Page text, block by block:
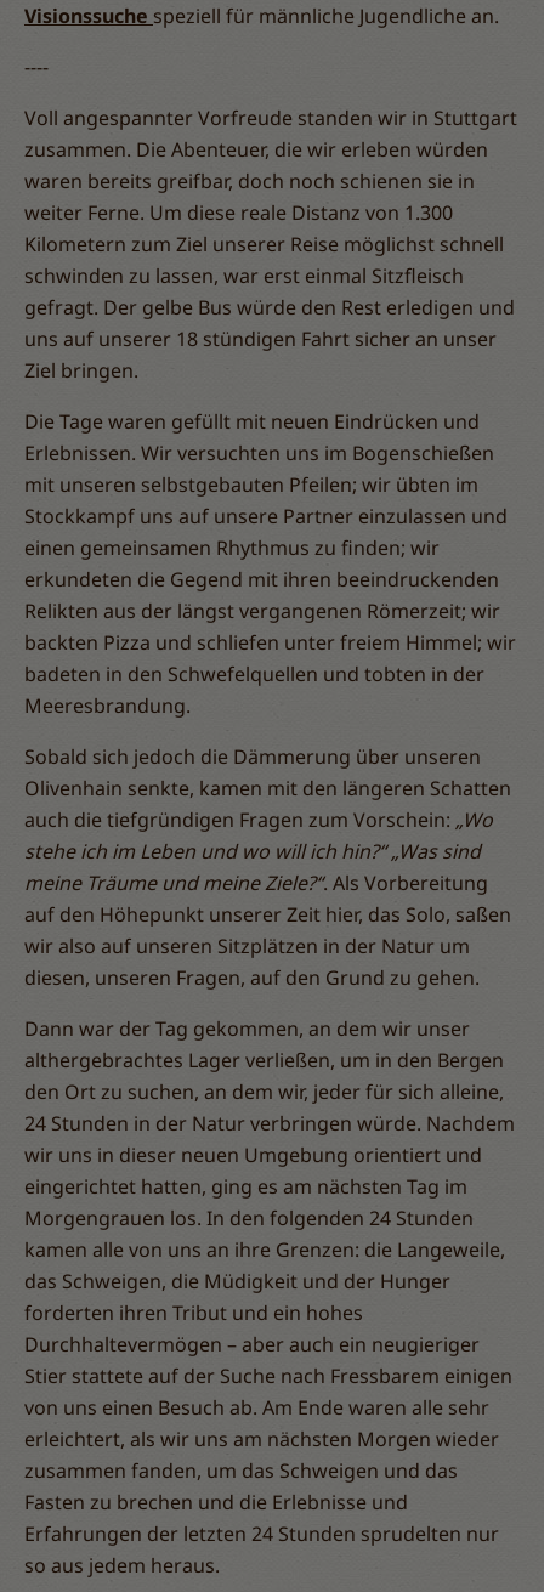
Visionssuche speziell für männliche Jugendliche an.
----
Voll angespannter Vorfreude standen wir in Stuttgart
zusammen. Die Abenteuer, die wir erleben würden
waren bereits greifbar, doch noch schienen sie in
weiter Ferne. Um diese reale Distanz von 1.300
Kilometern zum Ziel unserer Reise möglichst schnell
schwinden zu lassen, war erst einmal Sitzfleisch
gefragt. Der gelbe Bus würde den Rest erledigen und
uns auf unserer 18 stündigen Fahrt sicher an unser
Ziel bringen.
Die Tage waren gefüllt mit neuen Eindrücken und
Erlebnissen. Wir versuchten uns im Bogenschießen
mit unseren selbstgebauten Pfeilen; wir übten im
Stockkampf uns auf unsere Partner einzulassen und
einen gemeinsamen Rhythmus zu finden; wir
erkundeten die Gegend mit ihren beeindruckenden
Relikten aus der längst vergangenen Römerzeit; wir
backten Pizza und schliefen unter freiem Himmel; wir
badeten in den Schwefelquellen und tobten in der
Meeresbrandung.
Sobald sich jedoch die Dämmerung über unseren
Olivenhain senkte, kamen mit den längeren Schatten
auch die tiefgründigen Fragen zum Vorschein: „Wo
stehe ich im Leben und wo will ich hin?“ „Was sind
meine Träume und meine Ziele?“. Als Vorbereitung
auf den Höhepunkt unserer Zeit hier, das Solo, saßen
wir also auf unseren Sitzplätzen in der Natur um
diesen, unseren Fragen, auf den Grund zu gehen.
Dann war der Tag gekommen, an dem wir unser
althergebrachtes Lager verließen, um in den Bergen
den Ort zu suchen, an dem wir, jeder für sich alleine,
24 Stunden in der Natur verbringen würde. Nachdem
wir uns in dieser neuen Umgebung orientiert und
eingerichtet hatten, ging es am nächsten Tag im
Morgengrauen los. In den folgenden 24 Stunden
kamen alle von uns an ihre Grenzen: die Langeweile,
das Schweigen, die Müdigkeit und der Hunger
forderten ihren Tribut und ein hohes
Durchhaltevermögen – aber auch ein neugieriger
Stier stattete auf der Suche nach Fressbarem einigen
von uns einen Besuch ab. Am Ende waren alle sehr
erleichtert, als wir uns am nächsten Morgen wieder
zusammen fanden, um das Schweigen und das
Fasten zu brechen und die Erlebnisse und
Erfahrungen der letzten 24 Stunden sprudelten nur
so aus jedem heraus.